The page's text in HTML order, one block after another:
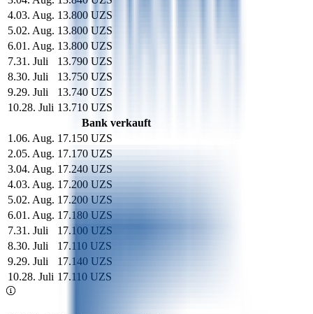
4.03. Aug. 13.800 UZS
5.02. Aug. 13.800 UZS
6.01. Aug. 13.800 UZS
7.31. Juli
13.790 UZS
8.30. Juli
13.750 UZS
9.29. Juli
13.740 UZS
10.28. Juli 13.710 UZS
Bank verkauft
1 .06. Aug. 17.150 UZS
2.05. Aug. 17.170 UZS
3.04. Aug. 17.240 UZS
4.03. Aug. 17.200 UZS
5.02. Aug. 17.200 UZS
6.01. Aug. 17.180 UZS
7.31. Juli
17.100 UZS
8.30. Juli
17.110 UZS
9.29. Juli
17.140 UZS
10.28. Juli 17.110 UZS